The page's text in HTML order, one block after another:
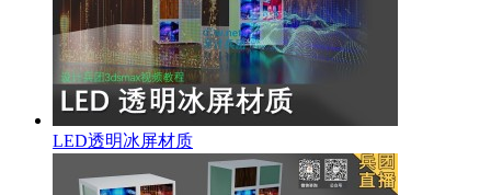
LED透明冰屏材质